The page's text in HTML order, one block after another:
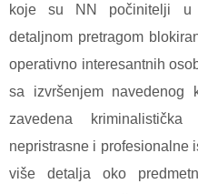
koje su NN počinitelji u
detaljnom pretragom
operativno interesantnih
sa izvršenjem
zavedena
nepristrasne i profesionalne
više detalja oko